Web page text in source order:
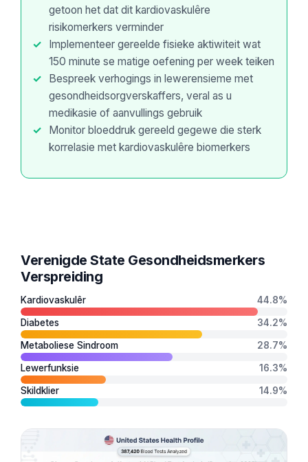
getoon het dat dit kardiovaskulêre
risikomerkers verminder
Implementeer gereelde fisieke aktiwiteit wat
150 minute se matige oefening per week teiken
Bespreek verhogings in lewerensieme met
gesondheidsorgverskaffers, veral as u
medikasie of aanvullings gebruik
Monitor bloeddruk gereeld gegewe die sterk
korrelasie met kardiovaskulêre biomerkers
Verenigde State Gesondheidsmerkers
Verspreiding
Kardiovaskulêr 44.8%
Diabetes 34.2%
Metaboliese Sindroom 28.7%
Lewerfunksie 16.3%
Skildklier 14.9%